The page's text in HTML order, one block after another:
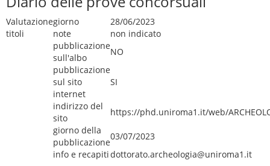
Valutazione
titoli
giorno
28/06/2023
note
non indicato
pubblicazione
sull'albo
NO
pubblicazione
sul sito
internet
SI
indirizzo del
sito
https://phd.uniroma1.it/web/
giorno della
pubblicazione
03/07/2023
info e recapitidottorato.archeologia@uniroma1.it